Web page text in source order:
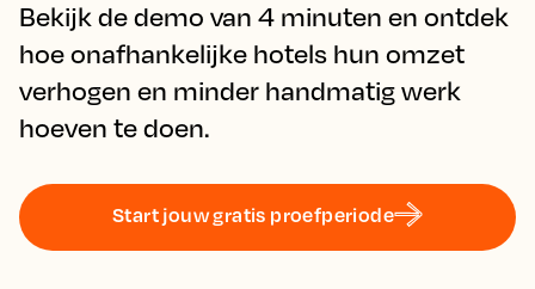
Bekijk de demo van 4 minuten en ontdek
hoe onafhankelijke hotels hun omzet
verhogen en minder handmatig werk
hoeven te doen.
Start jouw gratis proefperiode